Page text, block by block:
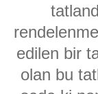
edilen bir
olan bu